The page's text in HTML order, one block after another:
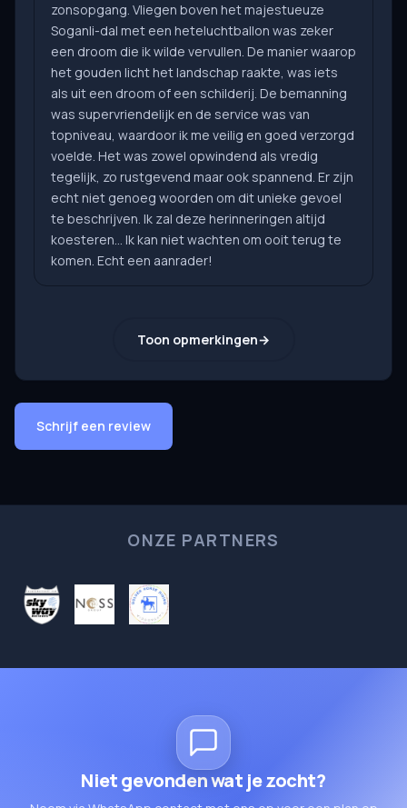
zonsopgang. Vliegen boven het majestueuze
Soganli-dal met een heteluchtballon was zeker
een droom die ik wilde vervullen. De manier waarop
het gouden licht het landschap raakte, was iets
als uit een droom of een schilderij. De bemanning
was supervriendelijk en de service was van
topniveau, waardoor ik me veilig en goed verzorgd
voelde. Het was zowel opwindend als vredig
tegelijk, zo rustgevend maar ook spannend. Er zijn
echt niet genoeg woorden om dit unieke gevoel
te beschrijven. Ik zal deze herinneringen altijd
koesteren... Ik kan niet wachten om ooit terug te
komen. Echt een aanrader!
Toon opmerkingen
Schrijf een review
ONZE PARTNERS
Niet gevonden wat je zocht?